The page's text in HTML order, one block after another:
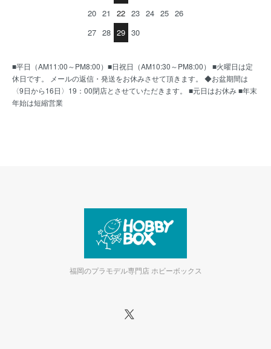
20 21 22 23 24 25 26
27 28 29 30
■平日（AM11:00～PM8:00）■日祝日（AM10:30～PM8:00） ■火曜日は定
休日です。 メールの返信・発送をお休みさせて頂きます。 ◆お盆期間は
〈9日から16日〉19：00閉店とさせていただきます。 ■元日はお休み ■年末
年始は短縮営業
福岡のプラモデル専門店 ホビーボックス